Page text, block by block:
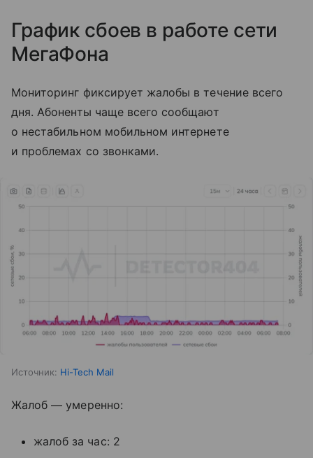
График сбоев в работе сети
МегаФона
Мониторинг фиксирует жалобы в течение всего
дня. Абоненты чаще всего сообщают
о нестабильном мобильном интернете
и проблемах со звонками.
Источник: Hi-Tech Mail
Жалоб — умеренно:
жалоб за час: 2